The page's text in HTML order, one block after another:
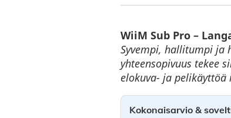
WiiM Sub Pro –
Syvempi, hallitumpi ja
yhteensopivuus tekee
elokuva- ja
Kokonaisarvio &